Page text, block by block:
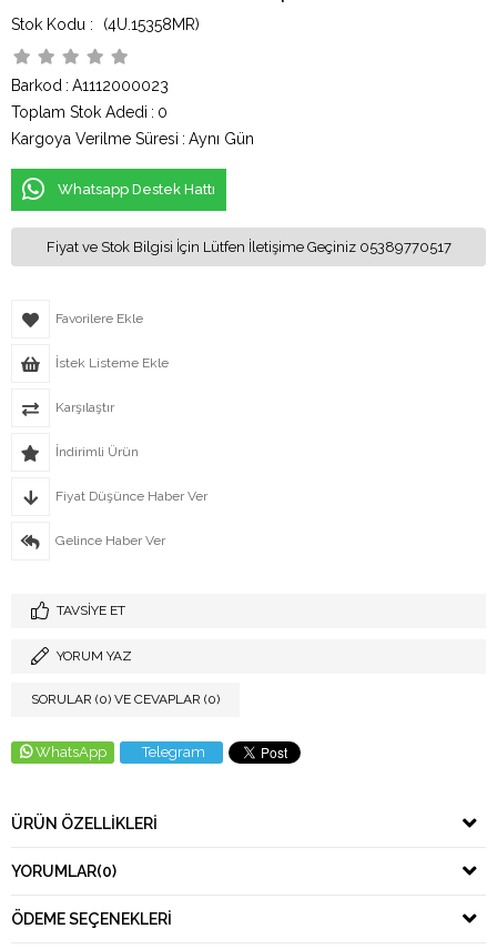
(4U.15358MR)
Barkod : A1112000023
Toplam Stok Adedi : 0
Kargoya Verilme Süresi : Aynı Gün
Whatsapp Destek Hattı
Fiyat ve Stok Bilgisi İçin Lütfen İletişime Geçiniz 05389770517
Favorilere Ekle
İstek Listeme Ekle
Karşılaştır
İndirimli Ürün
Fiyat Düşünce Haber Ver
Gelince Haber Ver
TAVSIYE ET
YORUM YAZ
SORULAR (0) VE CEVAPLAR (0)
WhatsApp Telegram
ÜRÜN ÖZELLIKLERI
YORUMLAR(0)
ÖDEME SEÇENEKLERI